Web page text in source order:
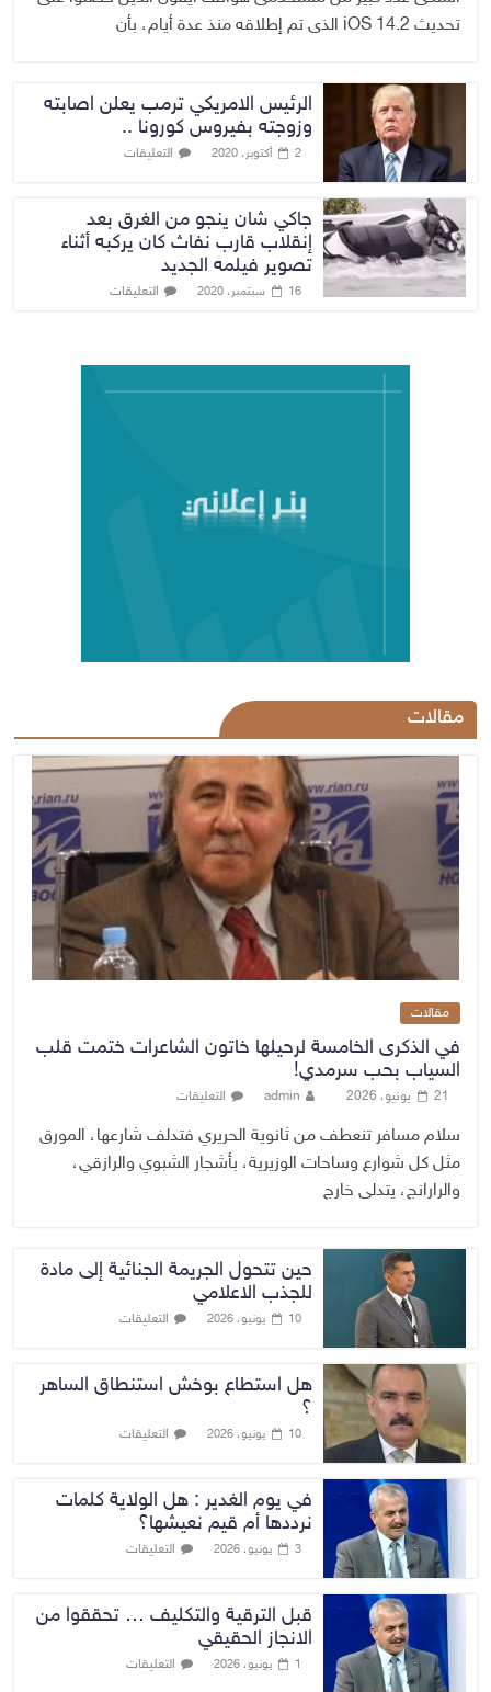
تحديث iOS 14.2 الذى تم إطلاقه منذ عدة أيام، بأن
الرئيس الامريكي ترمب يعلن اصابته
وزوجته بفيروس كورونا ..
2 أكتوبر، 2020 التعليقات
جاكي شان ينجو من الغرق بعد
إنقلاب قارب نفاث كان يركبه أثناء
تصوير فيلمه الجديد
16 سبتمبر، 2020 التعليقات
مقالات
مقالات
في الذكرى الخامسة لرحيلها خاتون الشاعرات ختمت قلب
السياب بحب سرمدي!
21 يونيو، 2026 admin التعليقات
سلام مسافر تنعطف من ثانوية الحريري فتدلف شارعها، المورق
مثل كل شوارع وساحات الوزيرية، بأشجار الشبوي والرازقي،
والرارانج، يتدلى خارج
حين تتحول الجريمة الجنائية إلى مادة
للجذب الاعلامي
10 يونيو، 2026 التعليقات
هل استطاع بوخش استنطاق الساهر
؟
10 يونيو، 2026 التعليقات
في يوم الغدير : هل الولاية كلمات
نرددها أم قيم نعيشها؟
3 يونيو، 2026 التعليقات
قبل الترقية والتكليف … تحققوا من
الانجاز الحقيقي
1 يونيو، 2026 التعليقات